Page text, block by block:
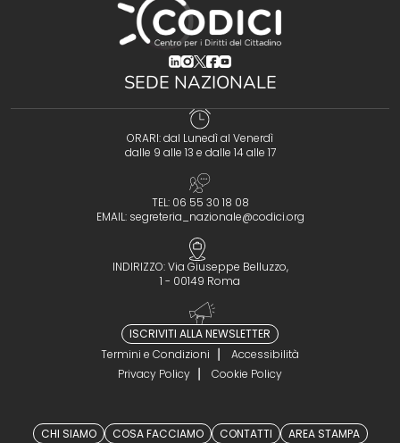
(opens in a new tab)
(opens in a new tab)
(opens in a new tab)
(opens in a new tab)
(opens in a new tab)
SEDE NAZIONALE
ORARI: dal Lunedì al Venerdì
dalle 9 alle 13 e dalle 14 alle 17
TEL: 06 55 30 18 08
EMAIL: segreteria_nazionale@codici.org
INDIRIZZO: Via Giuseppe Belluzzo,
1 - 00149 Roma
ISCRIVITI ALLA NEWSLETTER
Termini e Condizioni
Accessibilità
Privacy Policy
Cookie Policy
CHI SIAMO COSA FACCIAMO CONTATTI AREA STAMPA